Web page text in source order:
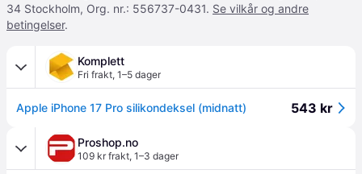
34 Stockholm, Org. nr.: 556737-0431. Se vilkår og andre
betingelser.
Komplett
Fri frakt, 1–5 dager
Apple iPhone 17 Pro silikondeksel (midnatt) 543 kr
Proshop.no
109 kr frakt, 1–3 dager